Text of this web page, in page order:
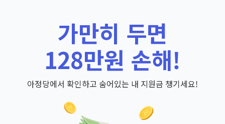
가만히 두면
128만원 손해!
아정당에서 확인하고 숨어있는 내 지원금 챙기세요!